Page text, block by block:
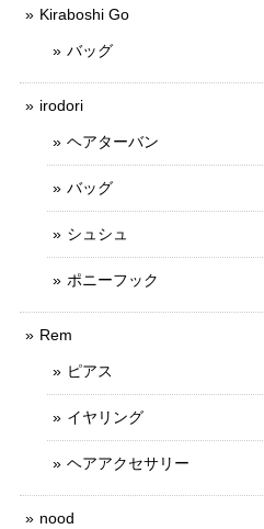
Kiraboshi Go
バッグ
irodori
ヘアターバン
バッグ
シュシュ
ポニーフック
Rem
ピアス
イヤリング
ヘアアクセサリー
nood